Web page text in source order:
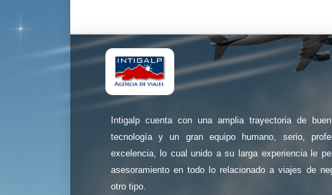
Intigalp cuenta con una amplia trayectoria de
tecnología y un gran equipo humano, serio,
excelencia, lo cual unido a su larga experiencia le
asesoramiento en todo lo relacionado a viajes de
otro tipo.